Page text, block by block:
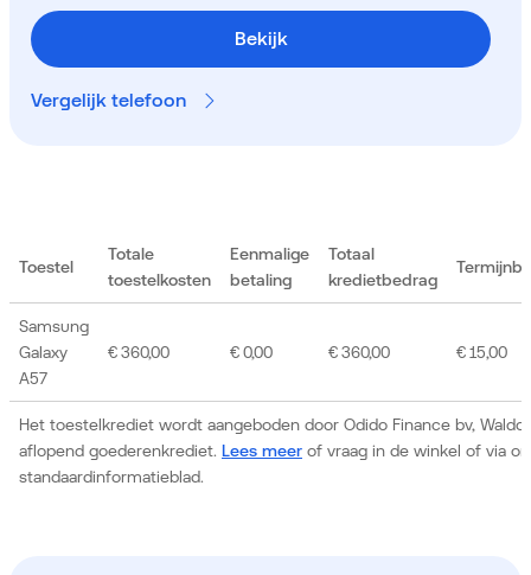
Bekijk
Vergelijk telefoon
Toestel
Totale
toestelkosten
Eenmalige
betaling
Totaal
kredietbedrag
Het toestelkrediet wordt aangeboden door Odido Finance bv,
aflopend goederenkrediet. Lees meer of vraag in de winkel of via
standaardinformatieblad.
Samsung
Galaxy
A57
€ 360,00 € 0,00 € 360,00 € 15,00